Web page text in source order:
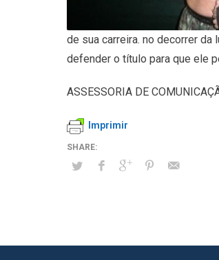
de sua carreira. no decorrer
defender o título para que ele
ASSESSORIA DE
Imprimir